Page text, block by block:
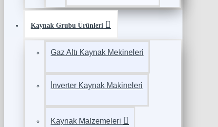
Kaynak Grubu Ürünleri
Gaz Altı Kaynak Mekineleri
İnverter Kaynak Makineleri
Kaynak Malzemeleri